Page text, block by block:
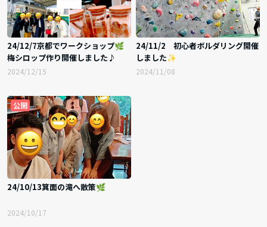
24/12/7京都でワークショップ🌿
梅シロップ作り開催しました♪
2024/12/15
24/11/2 初心者ボルダリング開催
しました✨
2024/11/08
公開
24/10/13箕面の滝へ散策🌿
2024/10/17